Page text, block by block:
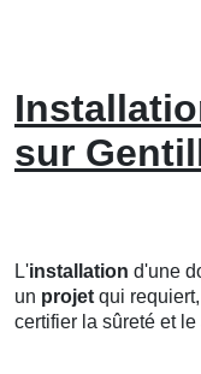
sur
L'installation d'une
un projet qui
certifier la sûreté et